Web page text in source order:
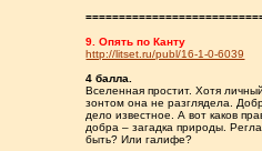
9. Опять по Канту
http://litset.ru/publ/16-1-0-6039
4 балла.
Вселенная простит. Хотя
зонтом она не разглядела.
дело известное. А вот каков
добра – загадка природы.
быть? Или галифе?